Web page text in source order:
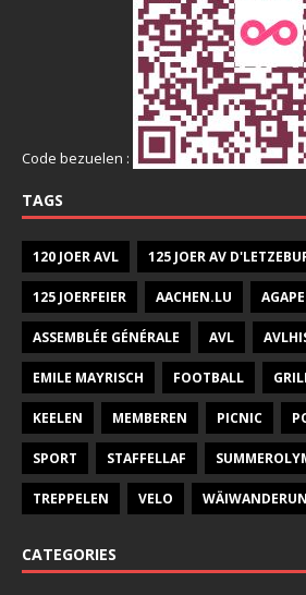
Code bezuelen :
TAGS
120 JOER AVL 125 JOER AV
125 JOERFEIER AACHEN.LU AGAPE
ASSEMBLÉE GÉNÉRALE AVL
EMILE MAYRISCH FOOTBALL
KEELEN MEMBEREN PICNIC
SPORT STAFFELLAF
TREPPELEN VELO
CATEGORIES